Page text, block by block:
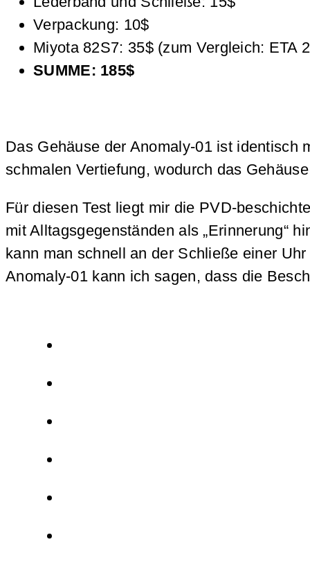
Verpackung: 10$
Miyota 82S7: 35$ (zum Vergleich: ETA
SUMME: 185$
Das Gehäuse der Anomaly-01 ist identisch
schmalen Vertiefung, wodurch das
Für diesen Test liegt mir die PVD-
mit Alltagsgegenständen als „Erinnerung“
kann man schnell an der Schließe einer
Anomaly-01 kann ich sagen, dass die